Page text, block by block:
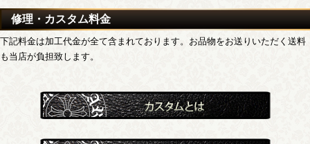
修理・カスタム料金
下記料金は加工代金が全て含まれております。お品物をお送りいただく送料
も当店が負担致します。